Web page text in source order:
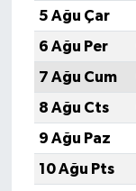
5 Ağu Çar
6 Ağu Per
7 Ağu Cum
8 Ağu Cts
9 Ağu Paz
10 Ağu Pts